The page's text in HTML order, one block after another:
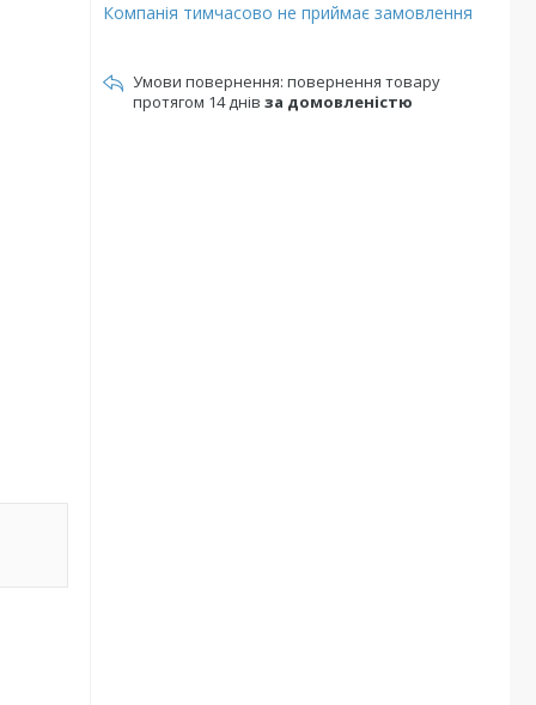
Компанія тимчасово не приймає замовлення
повернення товару
протягом 14 днів за домовленістю